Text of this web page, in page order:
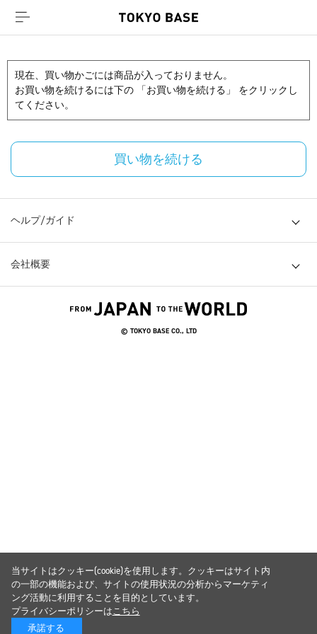
現在、買い物かごには商品が入っておりません。
お買い物を続けるには下の 「お買い物を続ける」 をクリックし
てください。
買い物を続ける
ヘルプ/ガイド
会社概要
© TOKYO BASE CO., LTD
当サイトはクッキー(cookie)を使用します。クッキーはサイト内
の一部の機能および、サイトの使用状況の分析からマーケティ
ング活動に利用することを目的としています。
プライバシーポリシーはこちら
承諾する